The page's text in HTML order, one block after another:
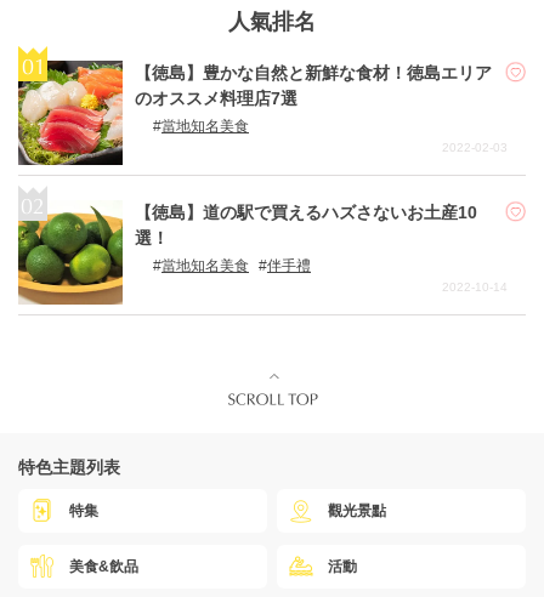
人氣排名
【徳島】豊かな自然と新鮮な食材！徳島エリア
のオススメ料理店7選
當地知名美食
2022-02-03
【徳島】道の駅で買えるハズさないお土産10
選！
當地知名美食 伴手禮
2022-10-14
特色主題列表
特集 觀光景點
美食&飲品 活動